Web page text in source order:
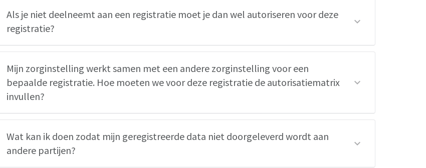
Als je niet deelneemt aan een registratie moet je dan wel autoriseren voor deze
registratie?
Mijn zorginstelling werkt samen met een andere zorginstelling voor een
bepaalde registratie. Hoe moeten we voor deze registratie de autorisatiematrix
invullen?
Wat kan ik doen zodat mijn geregistreerde data niet doorgeleverd wordt aan
andere partijen?